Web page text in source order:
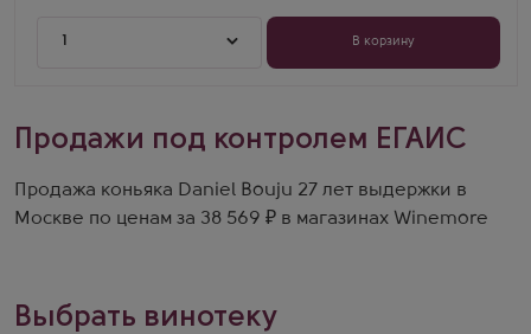
1 В корзину
Продажи под контролем ЕГАИС
Продажа коньяка Daniel Bouju 27 лет выдержки в
Москве по ценам за 38 569 ₽ в магазинах Winemore
Выбрать винотеку